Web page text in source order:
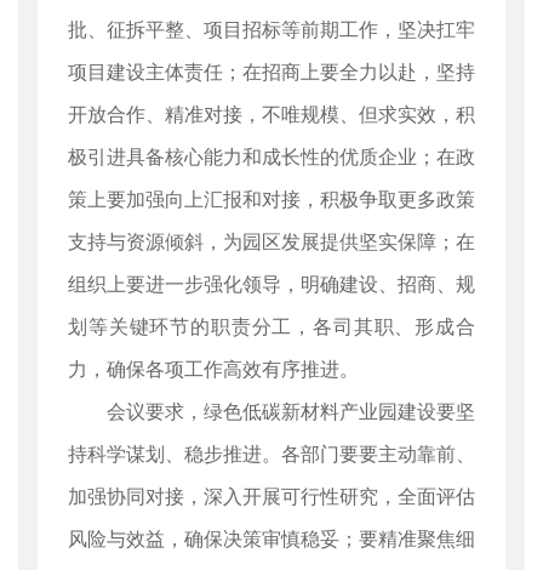
批、征拆平整、项目招标等前期工作，坚决扛牢
项目建设主体责任；在招商上要全力以赴，坚持
开放合作、精准对接，不唯规模、但求实效，积
极引进具备核心能力和成长性的优质企业；在政
策上要加强向上汇报和对接，积极争取更多政策
支持与资源倾斜，为园区发展提供坚实保障；在
组织上要进一步强化领导，明确建设、招商、规
划等关键环节的职责分工，各司其职、形成合
力，确保各项工作高效有序推进。
会议要求，绿色低碳新材料产业园建设要坚
持科学谋划、稳步推进。各部门要要主动靠前、
加强协同对接，深入开展可行性研究，全面评估
风险与效益，确保决策审慎稳妥；要精准聚焦细